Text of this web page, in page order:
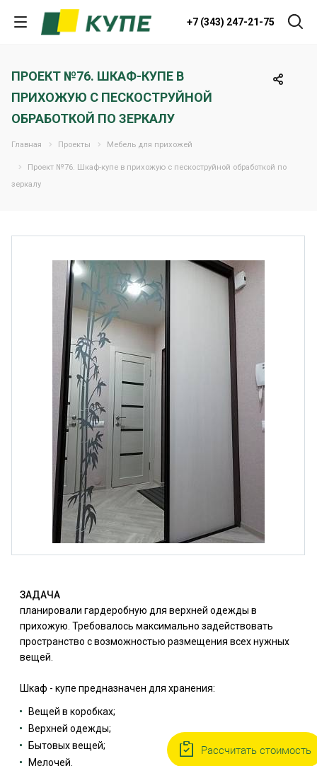
+7 (343) 247-21-75
ПРОЕКТ №76. ШКАФ-КУПЕ В
ПРИХОЖУЮ С ПЕСКОСТРУЙНОЙ
ОБРАБОТКОЙ ПО ЗЕРКАЛУ
Главная Проекты Мебель для прихожей
Проект №76. Шкаф-купе в прихожую с пескоструйной обработкой по
зеркалу
ЗАДАЧА
планировали гардеробную для верхней одежды в
прихожую. Требовалось максимально задействовать
пространство с возможностью размещения всех нужных
вещей.
Шкаф - купе предназначен для хранения:
Вещей в коробках;
Верхней одежды;
Бытовых вещей;
Мелочей.
Рассчитать стоимость